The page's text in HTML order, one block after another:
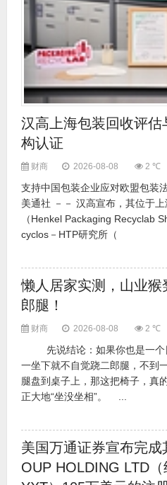
汉高上海包装回收评
构认证
财商 2026-08-08 2 ℃
支持中国包装企业应对欧盟包装
美通社 －－ 汉高宣布，其位于
（Henkel Packaging Recyclab
cyclos－HTP研究所（
懒人居家实测，山业
郎腿！
财商 2026-08-08 2 ℃
先说结论：如果你也是一个
一坐下就不自觉跷二郎腿，不到
腿盘到桌子上，那这把椅子，真
正大地“坐没坐相”。 ...
美国万通证券宣布完
OUP HOLDING LTD（